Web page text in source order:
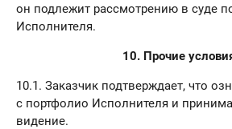
он подлежит рассмотрению в суде
Исполнителя.
10. Прочие
10.1. Заказчик подтверждает, что
с портфолио Исполнителя и
видение.